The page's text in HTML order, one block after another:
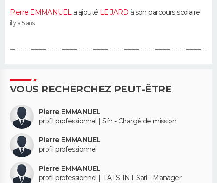
Pierre EMMANUELa ajouté LE JARD à son parcours scolaire
il y a 5 ans
VOUS RECHERCHEZ PEUT-ÊTRE
Pierre EMMANUEL
profil professionnel | Sfn - Chargé de mission
Pierre EMMANUEL
profil professionnel
Pierre EMMANUEL
profil professionnel | TATS-INT Sarl - Manager